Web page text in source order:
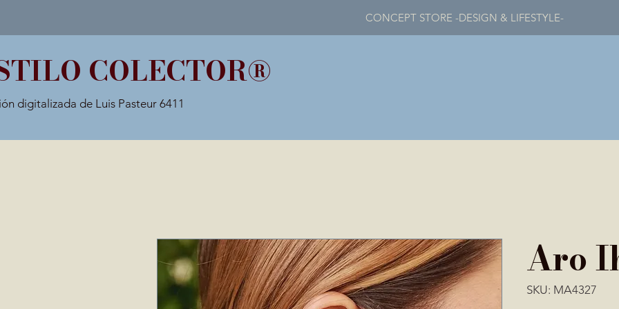
CONCEPT STORE -DESIGN & LIFESTYLE-
COLECTOR®
digitalizada de Luis Pasteur 6411
Aro
SKU: MA4327